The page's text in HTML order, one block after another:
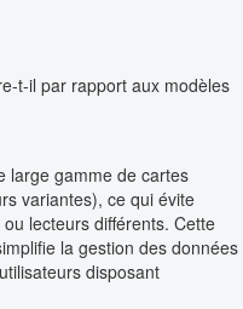
t-il par rapport aux modèles
large gamme de cartes
variantes), ce qui évite
lecteurs différents. Cette
la gestion des données
disposant